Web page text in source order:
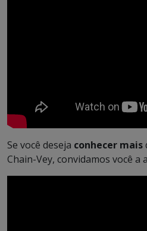
Se você deseja conhecer mais
Chain-Vey, convidamos você a